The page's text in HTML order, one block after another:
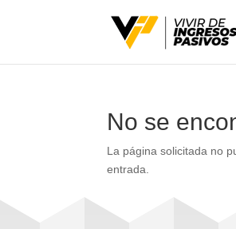
No se
La página solicitada no
entrada.